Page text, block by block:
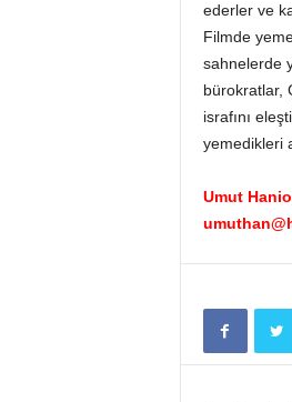
ederler ve
Filmde
sahnelerde
bürokratlar,
israfını
yemedikleri
Umut